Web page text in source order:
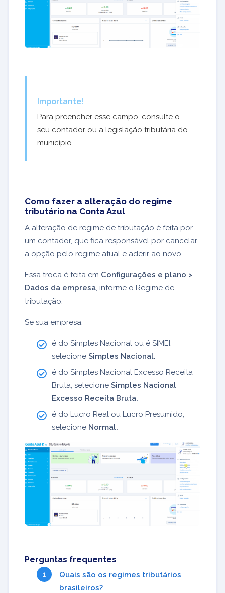
Importante!
Para preencher esse campo, consulte o
seu contador ou a legislação tributária do
município.
Como fazer a alteração do regime
tributário na Conta Azul
A alteração de regime de tributação é feita por
um contador, que fica responsável por cancelar
a opção pelo regime atual e aderir ao novo.
Essa troca é feita em Configurações e plano >
Dados da empresa informe o Regime de
tributação.
Se sua empresa:
é do Simples Nacional ou é SIMEI,
selecione Simples Nacional.
é do Simples Nacional Excesso Receita
Bruta, selecione Simples Nacional
Excesso Receita Bruta.
é do Lucro Real ou Lucro Presumido,
selecione Normal.
Perguntas frequentes
Quais são os regimes tributários
brasileiros?